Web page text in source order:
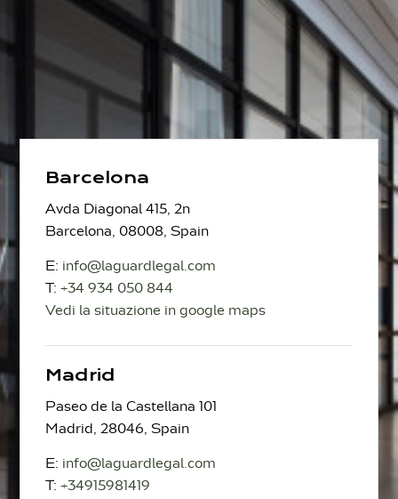
Barcelona
Avda Diagonal 415, 2n
Barcelona, 08008, Spain
E: info@laguardlegal.com
T: +34 934 050 844
Vedi la situazione in google maps
Madrid
Paseo de la Castellana 101
Madrid, 28046, Spain
E: info@laguardlegal.com
T: +34915981419